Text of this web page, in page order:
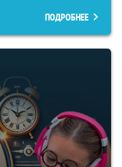
ПОДРОБНЕЕ